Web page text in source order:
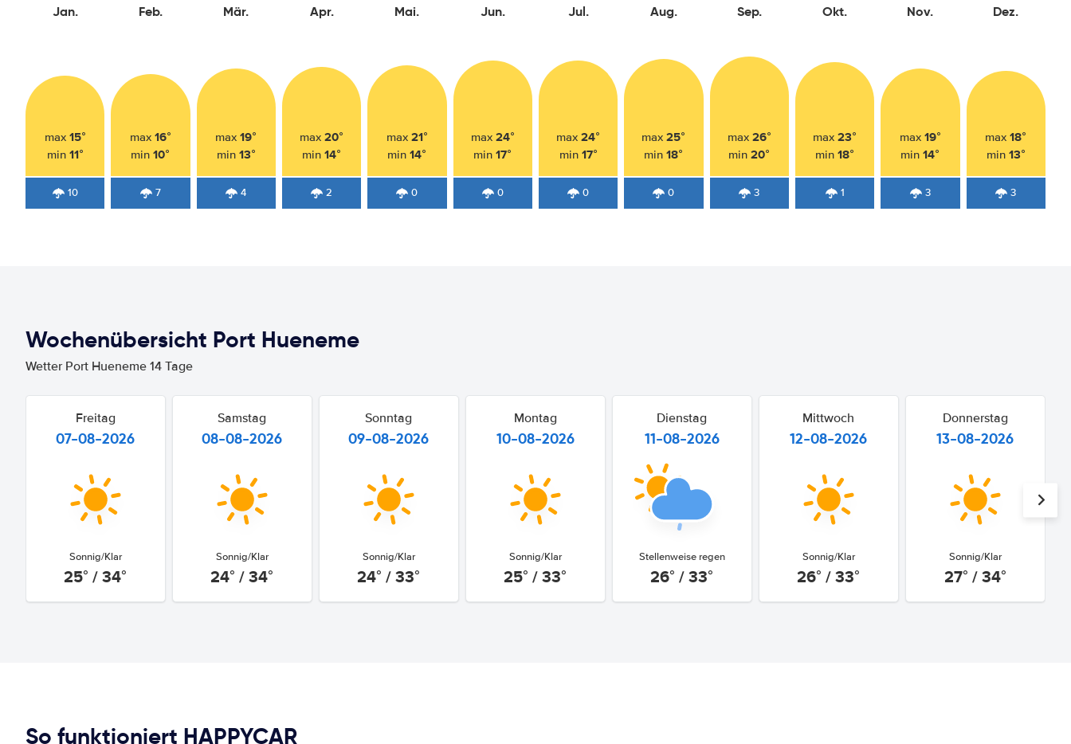
Jan.
max 15°
min 11°
10
Feb.
max 16°
min10°
7
Mär.
max19°
min 13°
4
Apr.
max20°
min14°
2
Mai.
max 21°
min14°
0
Jun.
max 24°
min17°
0
Jul.
max24°
min 17°
0
Aug.
max25°
min18°
0
Sep.
max 26°
min20°
3
Okt.
max23°
min18°
1
Nov.
max 19°
min14°
3
Dez.
max18°
min 13°
3
Wochenübersicht Port Hueneme
Wetter Port Hueneme 14 Tage
Freitag
07-08-2026
Sonnig/Klar
25° / 34°
Samstag
08-08-2026
Sonnig/Klar
24° / 34°
Sonntag
09-08-2026
Sonnig/Klar
24° / 33°
Montag
10-08-2026
Sonnig/Klar
25° / 33°
Dienstag
11-08-2026
Stellenweise regen
26° / 33°
Mittwoch
12-08-2026
Sonnig/Klar
26° / 33°
Donnerstag
13-08-2026
Sonnig/Klar
27° / 34°
So funktioniert HAPPYCAR